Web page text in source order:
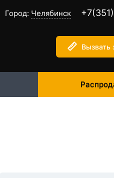
Город: Челябинск
Вызвать